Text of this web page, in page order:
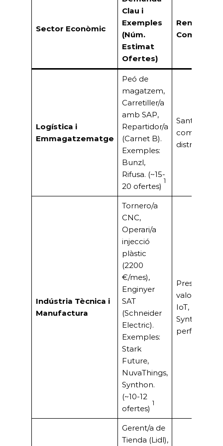
Sector Econòmic
Clau i
Exemples
(Núm.
Estimat
Ofertes)
Comercial
Logística i
Emmagatzematge
Peó de
magatzem,
Carretiller/a
amb SAP,
Repartidor/a
(Carnet B).
Exemples:
Bunzl,
Rifusa. (~15-
20 ofertes)
1
Sant Boi es
com a node
distribució
Indústria Tècnica i
Manufactura
Tornero/a
CNC,
Operari/a
injecció
plàstic
(2200
€/mes),
Enginyer
SAT
(Schneider
Electric).
Exemples:
Stark
Future,
NuvaThings,
Synthon.
(~10-12
ofertes)
1
Presència
valor afegit
IoT,
Synthon)
perfils
Gerent/a de
Tienda (Lidl),